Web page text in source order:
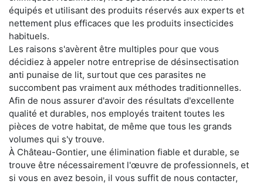
équipés et utilisant des produits réservés aux experts et
nettement plus efficaces que les produits insecticides
habituels.
Les raisons s'avèrent être multiples pour que vous
décidiez à appeler notre entreprise de désinsectisation
anti punaise de lit, surtout que ces parasites ne
succombent pas vraiment aux méthodes traditionnelles.
Afin de nous assurer d'avoir des résultats d'excellente
qualité et durables, nos employés traitent toutes les
pièces de votre habitat, de même que tous les grands
volumes qui s'y trouve.
À Château-Gontier, une élimination fiable et durable, se
trouve être nécessairement l'œuvre de professionnels, et
si vous en avez besoin, il vous suffit de nous contacter,